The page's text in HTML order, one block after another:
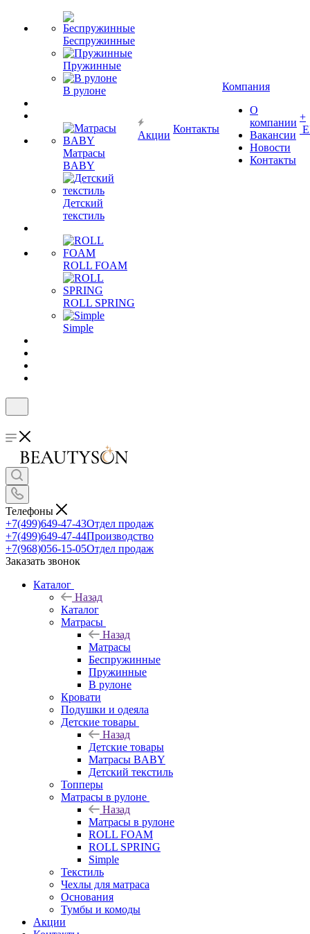
Беспружинные
Пружинные
В рулоне
Матрасы
BABY
Детский
текстиль
ROLL FOAM
ROLL SPRING
Simple
Акции
Контакты
Компания
О
компании
Вакансии
Новости
Контакты
+
Телефоны
+7(499)649-47-43Отдел продаж
+7(499)649-47-44Производство
+7(968)056-15-05Отдел продаж
Заказать звонок
Каталог
Назад
Каталог
Матрасы
Назад
Матрасы
Беспружинные
Пружинные
В рулоне
Кровати
Подушки и одеяла
Детские товары
Назад
Детские товары
Матрасы BABY
Детский текстиль
Топперы
Матрасы в рулоне
Назад
Матрасы в рулоне
ROLL FOAM
ROLL SPRING
Simple
Текстиль
Чехлы для матраса
Основания
Тумбы и комоды
Акции